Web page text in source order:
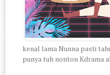
kenal lama Nunna pasti
punya tuh nonton Kdrama